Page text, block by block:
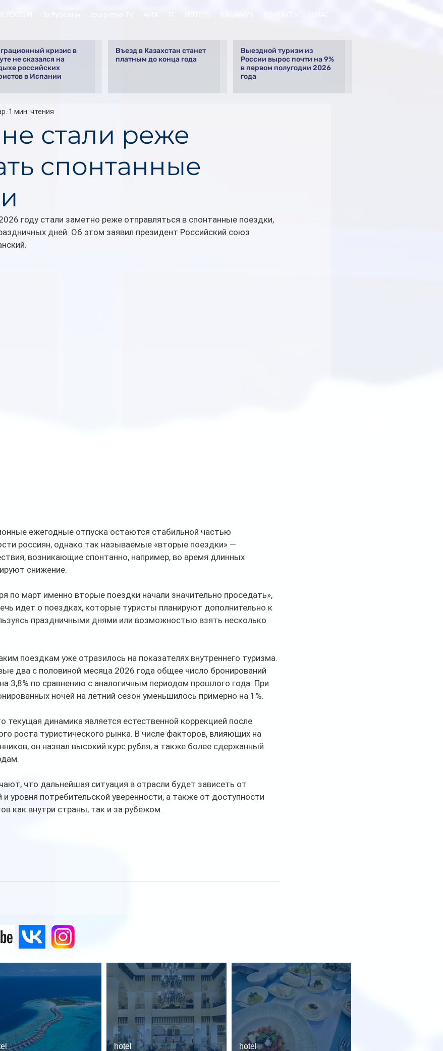
кризис в
не сказался на
российских
в Испании
Въезд в Казахстан станет
платным до конца года
Выездной туризм из
России вырос почти на 9%
в первом полугодии 2026
года
стали реже
спонтанные
1 мин. чтения
году стали заметно реже отправляться в спонтанные поездки,
дней. Об этом заявил президент Российский союз
ежегодные отпуска остаются стабильной частью
россиян, однако так называемые «вторые поездки» —
возникающие спонтанно, например, во время длинных
снижение.
по март именно вторые поездки начали значительно проседать»,
идет о поездках, которые туристы планируют дополнительно к
праздничными днями или возможностью взять несколько
поездкам уже отразилось на показателях внутреннего туризма.
два с половиной месяца 2026 года общее число бронирований
3,8% по сравнению с аналогичным периодом прошлого года. При
ночей на летний сезон уменьшилось примерно на 1%.
текущая динамика является естественной коррекцией после
роста туристического рынка. В числе факторов, влияющих на
он назвал высокий курс рубля, а также более сдержанный
что дальнейшая ситуация в отрасли будет зависеть от
и уровня потребительской уверенности, а также от доступности
как внутри страны, так и за рубежом.
hotel hotel